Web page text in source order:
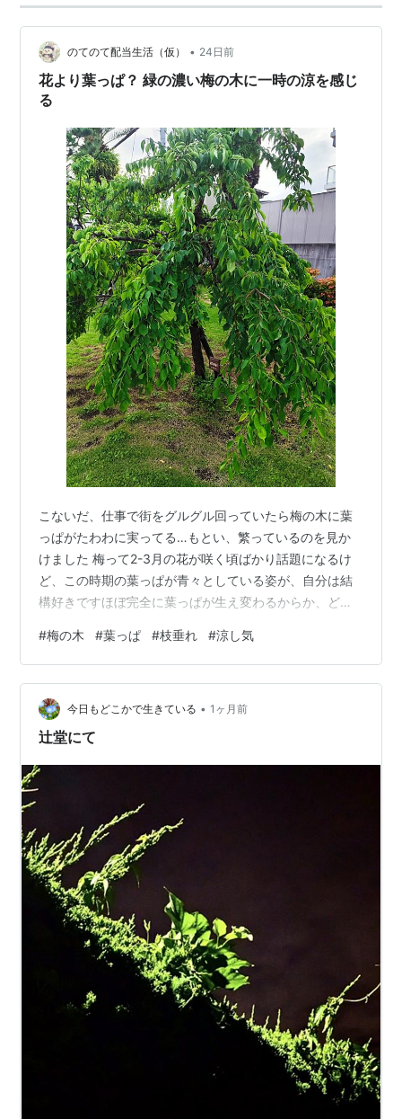
のてのて配当生活（仮） • 24日前
花より葉っぱ？ 緑の濃い梅の木に一時の涼を感じ
る
こないだ、仕事で街をグルグル回っていたら梅の木に葉
っぱがたわわに実ってる…もとい、繁っているのを見か
けました 梅って2-3月の花が咲く頃ばかり話題になるけ
ど、この時期の葉っぱが青々としている姿が、自分は結
構好きですほぼ完全に葉っぱが生え変わるからか、どれ
に枝垂れの梅は、葉っぱのせいで枝垂れているのかと思
わせちゃうような葉っぱのつきっぷりでいいですよねぇ
花が咲く頃の梅は花と枝だけだし、その枝のつき方も盆
栽的というか老境を感じさせる姿一方、葉っぱが繁った
りぷっくりした丸い実がつく頃って、緑が凄く濃くて、
#梅の木 #葉っぱ #枝垂れ #涼し気
今日もどこかで生きている • 1ヶ月前
辻堂にて